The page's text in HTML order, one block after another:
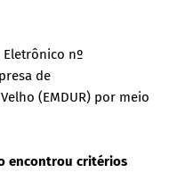
nº
de
(EMDUR) por meio
encontrou critérios